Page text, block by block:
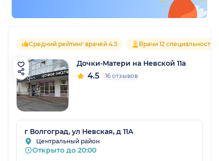
Средний рейтинг врачей 4.5 Врачи 12 специальностей
Дочки-Матери на Невской 11а
4.5 16 отзывов
г Волгоград, ул Невская, д 11А
Центральный район
Открыто до 20:00